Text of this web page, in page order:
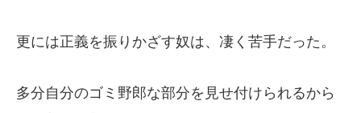
更には正義を振りかざす奴は、凄く苦手だった。
多分自分のゴミ野郎な部分を見せ付けられるから